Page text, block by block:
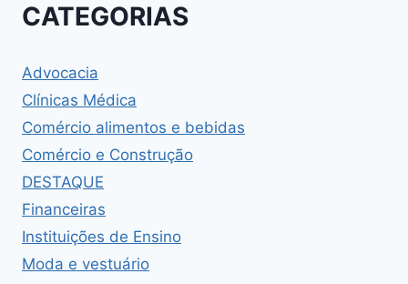
CATEGORIAS
Advocacia
Clínicas Médica
Comércio alimentos e bebidas
Comércio e Construção
DESTAQUE
Financeiras
Instituições de Ensino
Moda e vestuário